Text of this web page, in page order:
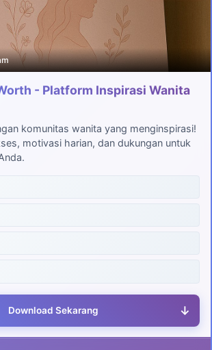
- Platform Inspirasi Wanita
komunitas wanita yang menginspirasi!
motivasi harian, dan dukungan untuk
Download Sekarang ↓